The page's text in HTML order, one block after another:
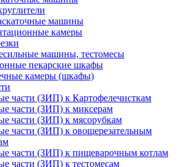
машины
камеры
машины, тестомесы
пекарские шкафы
камеры (шкафы)
части (ЗИП) к Картофелечисткам
части (ЗИП) к миксерам
части (ЗИП) к мясорубкам
части (ЗИП) к овощерезательным
части (ЗИП) к пищеварочным котлам
части (ЗИП) к тестомесам